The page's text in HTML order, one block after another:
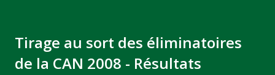
Tirage au sort des éliminatoires
de la CAN 2008 - Résultats